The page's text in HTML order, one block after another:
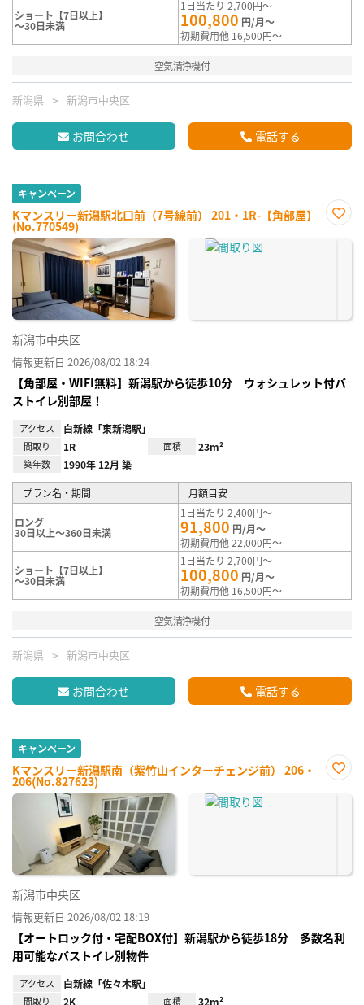
ショート【7日以上】
～30日未満
1日当たり 2,700円～
100,800 円/月～
初期費用他 16,500円～
空気清浄機付
新潟県 新潟市中央区
お問合わせ 電話する
キャンペーン
Kマンスリー新潟駅北口前（7号線前） 201・1R-【角部屋】
(No.770549)
に入
新潟市中央区
情報更新日 2026/08/02 18:24
【角部屋・WIFI無料】新潟駅から徒歩10分 ウォシュレット付バ
ストイレ別部屋！
アクセス 白新線「東新潟駅」
間取り 1R 面積 23m²
築年数 1990年 12月 築
プラン名・期間 月額目安
ロング
30日以上～360日未満
1日当たり 2,400円～
91,800 円/月～
初期費用他 22,000円～
ショート【7日以上】
～30日未満
1日当たり 2,700円～
100,800 円/月～
初期費用他 16,500円～
空気清浄機付
新潟県 新潟市中央区
お問合わせ 電話する
キャンペーン
Kマンスリー新潟駅南（紫竹山インターチェンジ前） 206・
206(No.827623)
に入
新潟市中央区
情報更新日 2026/08/02 18:19
【オートロック付・宅配BOX付】新潟駅から徒歩18分 多数名利
用可能なバストイレ別物件
アクセス 白新線「佐々木駅」
間取り 2K 面積 32m²